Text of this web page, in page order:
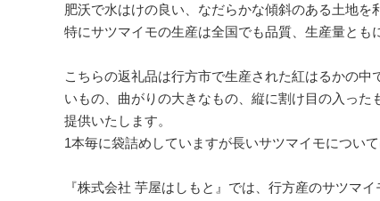
肥沃で水はけの良い、なだらかな傾斜のある土地を
特にサツマイモの生産は全国でも品質、生産量とも
こちらの返礼品は行方市で生産された紅はるかの
いもの、曲がりの大きなもの、縦に割け目の入っ
提供いたします。
1本毎に袋詰めしていますが長いサツマイモについ
『株式会社 芋屋はしもと』では、行方産のサツマ